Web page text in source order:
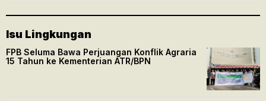
Isu Lingkungan
FPB Seluma Bawa Perjuangan Konflik Agraria
15 Tahun ke Kementerian ATR/BPN